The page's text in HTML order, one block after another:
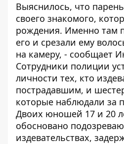
Выяснилось, что
своего знакомого,
рождения. Именно там
его и срезали ему
на камеру, - сообщает
Сотрудники полиции
личности тех, кто
пострадавшим, и
которые наблюдали за
Двоих юношей 17 и 20
обосновано
издевательствах,